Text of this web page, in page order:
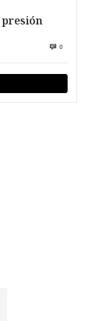
presión
0